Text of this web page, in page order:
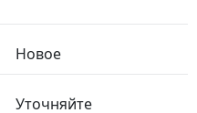
Новое
Уточняйте